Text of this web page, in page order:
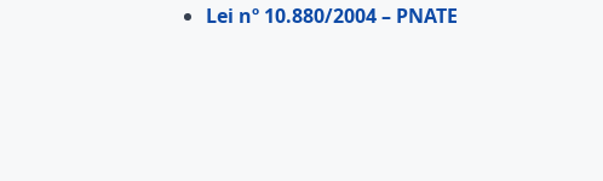
Lei nº 10.880/2004 – PNATE